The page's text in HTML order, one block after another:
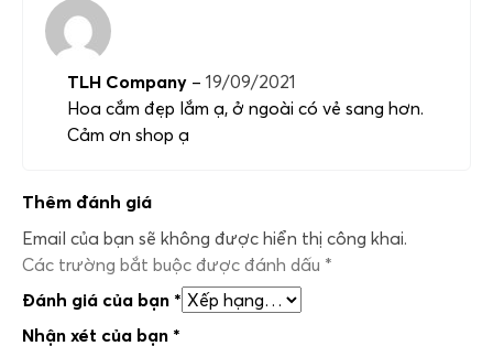
TLH Company – 19/09/2021
Hoa cắm đẹp lắm ạ, ở ngoài có vẻ sang hơn.
Cảm ơn shop ạ
Thêm đánh giá
Email của bạn sẽ không được hiển thị công khai.
Các trường bắt buộc được đánh dấu *
Đánh giá của bạn *
Nhận xét của bạn *